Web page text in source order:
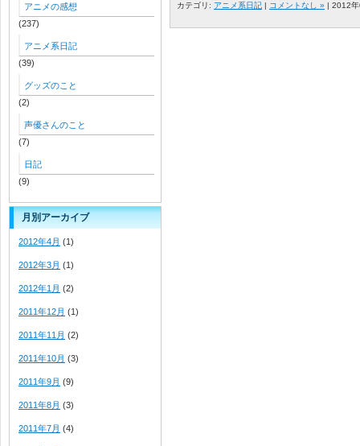
カテゴリ: アニメ系日記 | コメントなし » | 2012
アニメの感想
(237)
アニメ系日記
(39)
グッズのこと
(2)
声優さんのこと
(7)
日記
(9)
月別アーカイブ
2012年4月 (1)
2012年3月 (1)
2012年1月 (2)
2011年12月 (1)
2011年11月 (2)
2011年10月 (3)
2011年9月 (9)
2011年8月 (3)
2011年7月 (4)